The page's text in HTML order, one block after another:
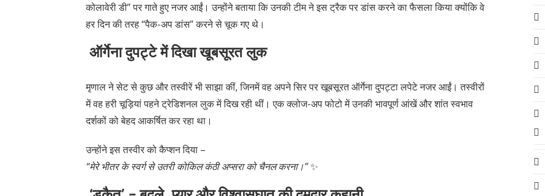
कोलावेरी डी” पर गाते हुए नजर आईं। उन्होंने बताया कि उनकी टीम ने इस ट्रैक पर डांस करने का फैसला किया क्योंकि वे
हर दिन की तरह “पैक-अप डांस” करने से चूक गए थे।
ऑर्गेना दुपट्टे में दिखा खूबसूरत लुक
मृणाल ने सेट से कुछ और तस्वीरें भी साझा कीं, जिनमें वह अपने सिर पर खूबसूरत ऑर्गेना दुपट्टा लपेटे नजर आईं। तस्वीरों
में वह हरी चूड़ियां पहने ट्रेडिशनल लुक में दिख रही थीं। एक क्लोज-अप फोटो में उनकी भावपूर्ण आंखें और शांत स्वभाव
दर्शकों को बेहद आकर्षित कर रहा था।
उन्होंने इस तस्वीर को कैप्शन दिया –
“मेरे भीतर के स्वर्ग से उतरी कोकिल कंठी अप्सरा को चैनल करना।”✨